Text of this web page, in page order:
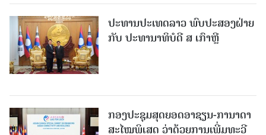
ປະທານປະເທດລາວ ພົບປະສອງຝ່າຍ
ກັບ ປະທານາທິບໍດີ ສ ເກົາຫຼີ
ກອງປະຊຸມສຸດຍອດອາຊຽນ-ການາດາ
ສະໄໝພິເສດ ວ່າດ້ວຍການເພີ່ມທະວີ